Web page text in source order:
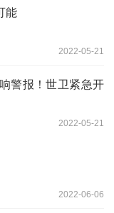
能
2022-05-21
警报！世卫紧急开
2022-05-21
2022-06-06